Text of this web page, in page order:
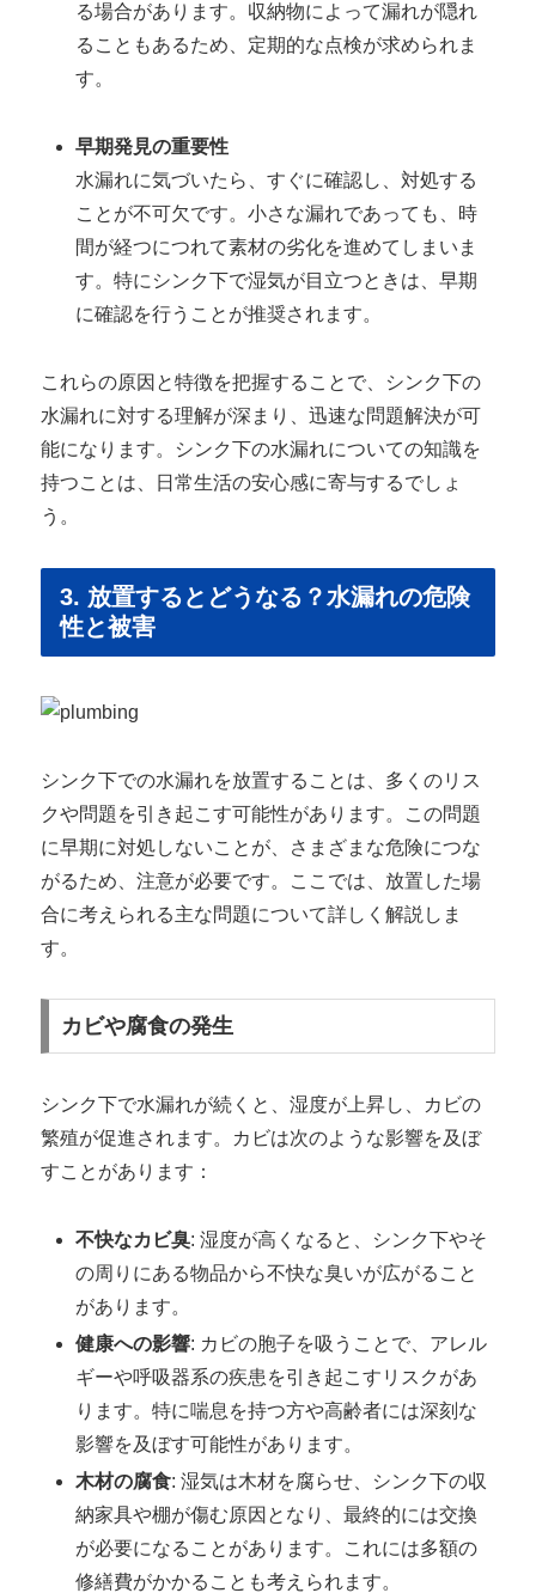
る場合があります。収納物によって漏れが隠れ
ることもあるため、定期的な点検が求められま
す。
早期発見の重要性
水漏れに気づいたら、すぐに確認し、対処する
ことが不可欠です。小さな漏れであっても、時
間が経つにつれて素材の劣化を進めてしまいま
す。特にシンク下で湿気が目立つときは、早期
に確認を行うことが推奨されます。
これらの原因と特徴を把握することで、シンク下の
水漏れに対する理解が深まり、迅速な問題解決が可
能になります。シンク下の水漏れについての知識を
持つことは、日常生活の安心感に寄与するでしょ
う。
3. 放置するとどうなる？水漏れの危険
性と被害
シンク下での水漏れを放置することは、多くのリス
クや問題を引き起こす可能性があります。この問題
に早期に対処しないことが、さまざまな危険につな
がるため、注意が必要です。ここでは、放置した場
合に考えられる主な問題について詳しく解説しま
す。
カビや腐食の発生
シンク下で水漏れが続くと、湿度が上昇し、カビの
繁殖が促進されます。カビは次のような影響を及ぼ
すことがあります：
不快なカビ臭: 湿度が高くなると、シンク下やそ
の周りにある物品から不快な臭いが広がること
があります。
健康への影響: カビの胞子を吸うことで、アレル
ギーや呼吸器系の疾患を引き起こすリスクがあ
ります。特に喘息を持つ方や高齢者には深刻な
影響を及ぼす可能性があります。
木材の腐食: 湿気は木材を腐らせ、シンク下の収
納家具や棚が傷む原因となり、最終的には交換
が必要になることがあります。これには多額の
修繕費がかかることも考えられます。